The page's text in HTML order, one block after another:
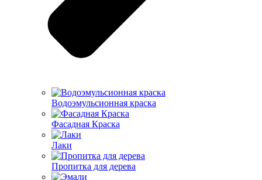
Водоэмульсионная краска
Фасадная Краска
Лаки
Пропитка для дерева